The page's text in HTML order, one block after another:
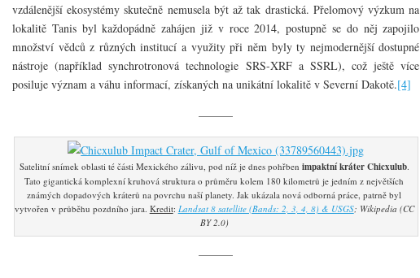
vzdálenější ekosystémy skutečně nemusela být až tak drastická. Přelomový výzkum na
lokalitě Tanis byl každopádně zahájen již v roce 2014, postupně se do něj zapojilo
množství vědců z různých institucí a využity při něm byly ty nejmodernější dostupné
nástroje (například synchrotronová technologie SRS-XRF a SSRL), což ještě více
posiluje význam a váhu informací, získaných na unikátní lokalitě v Severní Dakotě.[4]
———
Satelitní snímek oblasti té části Mexického zálivu, pod níž je dnes pohřben impaktní kráter Chicxulub.
Tato gigantická komplexní kruhová struktura o průměru kolem 180 kilometrů je jedním z největších
známých dopadových kráterů na povrchu naší planety. Jak ukázala nová odborná práce, patrně byl
vytvořen v průběhu pozdního jara. Kredit: Landsat 8 satellite (Bands: 2, 3, 4, 8) & USGS; Wikipedia (CC
BY 2.0)
———